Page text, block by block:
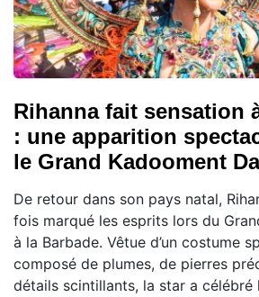
Rihanna fait sensation
: une apparition
le Grand Kadooment
De retour dans son pays natal,
fois marqué les esprits lors du
à la Barbade. Vêtue d’un costume
composé de plumes, de pierres
détails scintillants, la star a célébré